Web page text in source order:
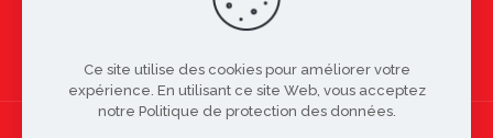
Ce site utilise des cookies pour améliorer votre
expérience. En utilisant ce site Web, vous acceptez
notre Politique de protection des données.